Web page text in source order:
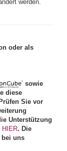
werden.
oder als
sowie
diese
Sie vor
Unterstützung
HIER. Die
bei uns